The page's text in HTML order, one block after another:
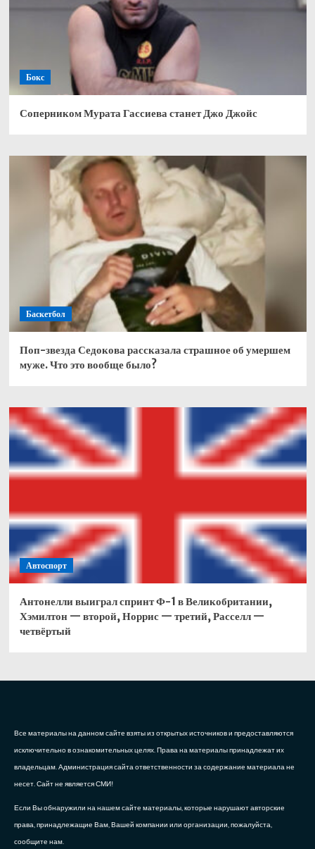
Бокс
Соперником Мурата Гассиева станет Джо Джойс
Баскетбол
Поп-звезда Седокова рассказала страшное об умершем
муже. Что это вообще было?
Автоспорт
Антонелли выиграл спринт Ф-1 в Великобритании,
Хэмилтон — второй, Норрис — третий, Расселл —
четвёртый
Все материалы на данном сайте взяты из открытых источников и предоставляются
исключительно в ознакомительных целях. Права на материалы принадлежат их
владельцам. Администрация сайта ответственности за содержание материала не
несет. Сайт не является СМИ!
Если Вы обнаружили на нашем сайте материалы, которые нарушают авторские
права, принадлежащие Вам, Вашей компании или организации, пожалуйста,
сообщите нам.